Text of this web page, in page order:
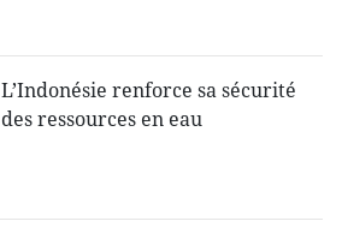
L’Indonésie renforce sa sécurité
des ressources en eau